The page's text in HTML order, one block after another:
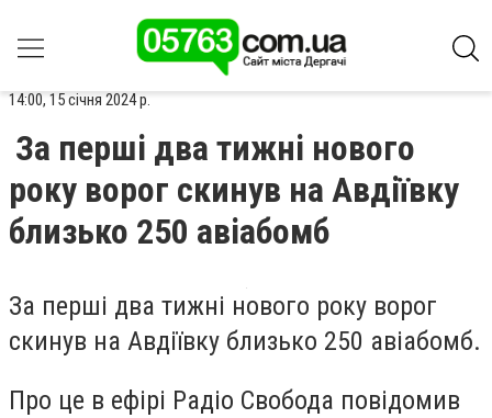
14:00, 15 січня 2024 р.
За перші два тижні нового
року ворог скинув на Авдіївку
близько 250 авіабомб
За перші два тижні нового року ворог
скинув на Авдіївку близько 250 авіабомб.
Про це в ефірі Радіо Свобода повідомив